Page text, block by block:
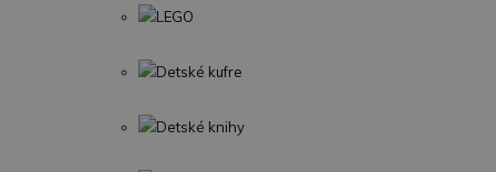
LEGO
Detské kufre
Detské knihy